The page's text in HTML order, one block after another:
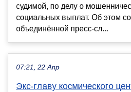
судимой, по делу о
социальных выплат. Об этом
объединённой пресс-сл...
07:21, 22 Апр
Экс-главу космического